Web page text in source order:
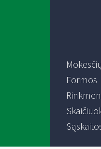
Formos